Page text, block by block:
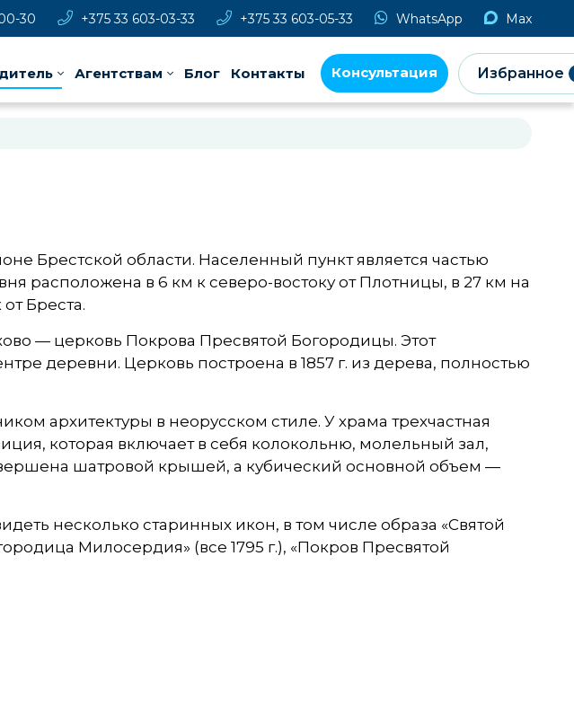
30 +375 33 603-03-33 +375 33 603-05-33 WhatsApp Max
Агентствам Блог Контакты Консультация Избранное
Брестской области. Населенный пункт является частью
расположена в 6 км к северо-востоку от Плотницы, в 27 км на
Бреста.
— церковь Покрова Пресвятой Богородицы. Этот
деревни. Церковь построена в 1857 г. из дерева, полностью
архитектуры в неорусском стиле. У храма трехчастная
которая включает в себя колокольню, молельный зал,
шатровой крышей, а кубический основной объем —
несколько старинных икон, в том числе образа «Святой
Милосердия» (все 1795 г.), «Покров Пресвятой